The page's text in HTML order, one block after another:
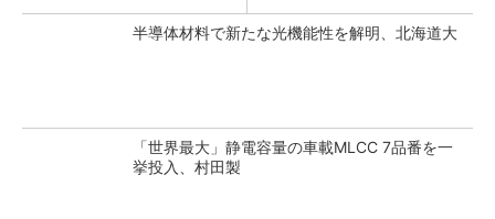
半導体材料で新たな光機能性を解明、北海道大
「世界最大」静電容量の車載MLCC 7品番を一
挙投入、村田製